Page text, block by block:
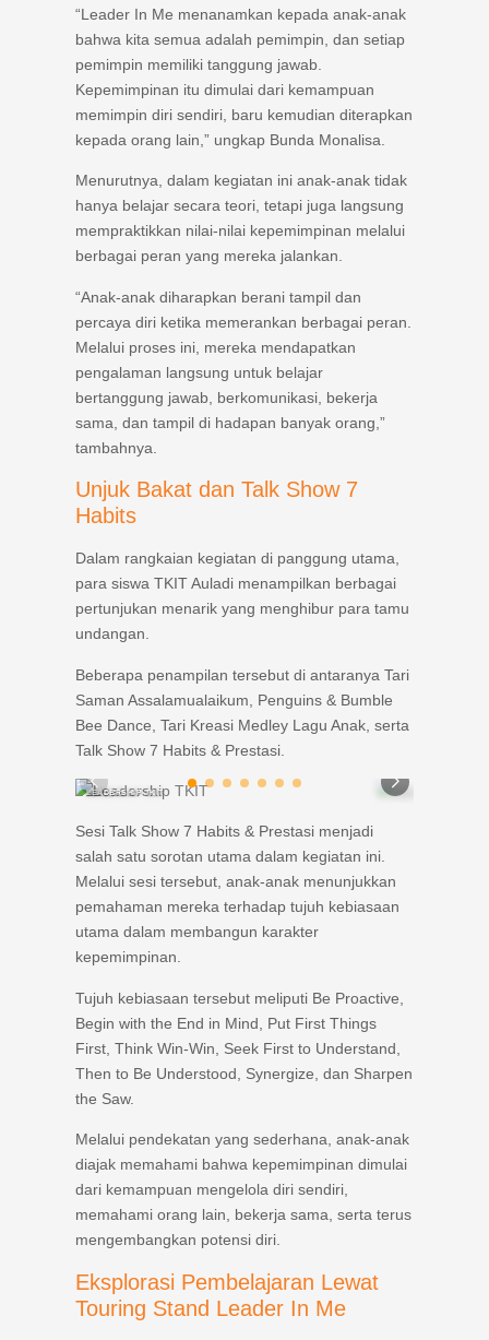
“Leader In Me menanamkan kepada anak-anak
bahwa kita semua adalah pemimpin, dan setiap
pemimpin memiliki tanggung jawab.
Kepemimpinan itu dimulai dari kemampuan
memimpin diri sendiri, baru kemudian diterapkan
kepada orang lain,” ungkap Bunda Monalisa.
Menurutnya, dalam kegiatan ini anak-anak tidak
hanya belajar secara teori, tetapi juga langsung
mempraktikkan nilai-nilai kepemimpinan melalui
berbagai peran yang mereka jalankan.
“Anak-anak diharapkan berani tampil dan
percaya diri ketika memerankan berbagai peran.
Melalui proses ini, mereka mendapatkan
pengalaman langsung untuk belajar
bertanggung jawab, berkomunikasi, bekerja
sama, dan tampil di hadapan banyak orang,”
tambahnya.
Unjuk Bakat dan Talk Show 7
Habits
Dalam rangkaian kegiatan di panggung utama,
para siswa TKIT Auladi menampilkan berbagai
pertunjukan menarik yang menghibur para tamu
undangan.
Beberapa penampilan tersebut di antaranya Tari
Saman Assalamualaikum, Penguins & Bumble
Bee Dance, Tari Kreasi Medley Lagu Anak, serta
Talk Show 7 Habits & Prestasi.
LEADERSHIP TKIT LEADERSHIP TKIT
Sesi Talk Show 7 Habits & Prestasi menjadi
salah satu sorotan utama dalam kegiatan ini.
Melalui sesi tersebut, anak-anak menunjukkan
pemahaman mereka terhadap tujuh kebiasaan
utama dalam membangun karakter
kepemimpinan.
Tujuh kebiasaan tersebut meliputi Be Proactive,
Begin with the End in Mind, Put First Things
First, Think Win-Win, Seek First to Understand,
Then to Be Understood, Synergize, dan Sharpen
the Saw.
Melalui pendekatan yang sederhana, anak-anak
diajak memahami bahwa kepemimpinan dimulai
dari kemampuan mengelola diri sendiri,
memahami orang lain, bekerja sama, serta terus
mengembangkan potensi diri.
Eksplorasi Pembelajaran Lewat
Touring Stand Leader In Me